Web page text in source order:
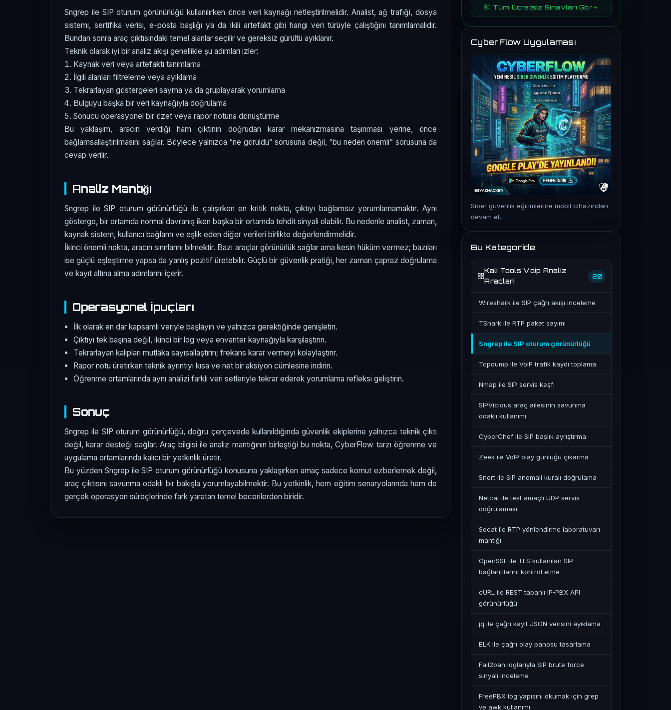
Sngrep ile SIP oturum görünürlüğü kullanılırken önce veri kaynağı netleştirilmelidir. Analist, ağ trafiği, dosya
sistemi, sertifika verisi, e-posta başlığı ya da ikili artefakt gibi hangi veri türüyle çalıştığını tanımlamalıdır.
Bundan sonra araç çıktısındaki temel alanlar seçilir ve gereksiz gürültü ayıklanır.
Teknik olarak iyi bir analiz akışı genellikle şu adımları izler:
Kaynak veri veya artefaktı tanımlama
İlgili alanları filtreleme veya ayıklama
Tekrarlayan göstergeleri sayma ya da gruplayarak yorumlama
Bulguyu başka bir veri kaynağıyla doğrulama
Sonucu operasyonel bir özet veya rapor notuna dönüştürme
Bu yaklaşım, aracın verdiği ham çıktının doğrudan karar mekanizmasına taşınması yerine, önce
bağlamsallaştırılmasını sağlar. Böylece yalnızca “ne görüldü” sorusuna değil, “bu neden önemli” sorusuna da
cevap verilir.
Analiz Mantığı
Sngrep ile SIP oturum görünürlüğü ile çalışırken en kritik nokta, çıktıyı bağlamsız yorumlamamaktır. Aynı
gösterge, bir ortamda normal davranış iken başka bir ortamda tehdit sinyali olabilir. Bu nedenle analist, zaman,
kaynak sistem, kullanıcı bağlamı ve eşlik eden diğer verileri birlikte değerlendirmelidir.
İkinci önemli nokta, aracın sınırlarını bilmektir. Bazı araçlar görünürlük sağlar ama kesin hüküm vermez; bazıları
ise güçlü eşleştirme yapsa da yanlış pozitif üretebilir. Güçlü bir güvenlik pratiği, her zaman çapraz doğrulama
ve kayıt altına alma adımlarını içerir.
Operasyonel İpuçları
İlk olarak en dar kapsamlı veriyle başlayın ve yalnızca gerektiğinde genişletin.
Çıktıyı tek başına değil, ikinci bir log veya envanter kaynağıyla karşılaştırın.
Tekrarlayan kalıpları mutlaka sayısallaştırın; frekans karar vermeyi kolaylaştırır.
Rapor notu üretirken teknik ayrıntıyı kısa ve net bir aksiyon cümlesine indirin.
Öğrenme ortamlarında aynı analizi farklı veri setleriyle tekrar ederek yorumlama refleksi geliştirin.
Sonuç
Sngrep ile SIP oturum görünürlüğü, doğru çerçevede kullanıldığında güvenlik ekiplerine yalnızca teknik çıktı
değil, karar desteği sağlar. Araç bilgisi ile analiz mantığının birleştiği bu nokta, CyberFlow tarzı öğrenme ve
uygulama ortamlarında kalıcı bir yetkinlik üretir.
Bu yüzden Sngrep ile SIP oturum görünürlüğü konusuna yaklaşırken amaç sadece komut ezberlemek değil,
araç çıktısını savunma odaklı bir bakışla yorumlayabilmektir. Bu yetkinlik, hem eğitim senaryolarında hem de
gerçek operasyon süreçlerinde fark yaratan temel becerilerden biridir.
🆓 Tüm Ücretsiz Sınavları Gör
CyberFlow Uygulaması
Siber güvenlik eğitimlerine mobil cihazından
devam et.
Bu Kategoride
Kali Tools Voip Analiz
Araclari
20
Wireshark ile SIP çağrı akışı inceleme
TShark ile RTP paket sayımı
Sngrep ile SIP oturum görünürlüğü
Tcpdump ile VoIP trafik kaydı toplama
Nmap ile SIP servis keşfi
SIPVicious araç ailesinin savunma
odaklı kullanımı
CyberChef ile SIP başlık ayrıştırma
Zeek ile VoIP olay günlüğü çıkarma
Snort ile SIP anomali kuralı doğrulama
Netcat ile test amaçlı UDP servis
doğrulaması
Socat ile RTP yönlendirme laboratuvarı
mantığı
OpenSSL ile TLS kullanılan SIP
bağlantılarını kontrol etme
cURL ile REST tabanlı IP-PBX API
görünürlüğü
jq ile çağrı kayıt JSON verisini ayıklama
ELK ile çağrı olay panosu tasarlama
Fail2ban loglarıyla SIP brute force
sinyali inceleme
FreePBX log yapısını okumak için grep
ve awk kullanımı